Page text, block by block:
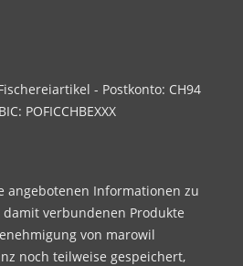
- Postkonto: CH94
POFICCHBEXXX
angebotenen Informationen zu
verbundenen Produkte
von marowil
noch teilweise gespeichert,